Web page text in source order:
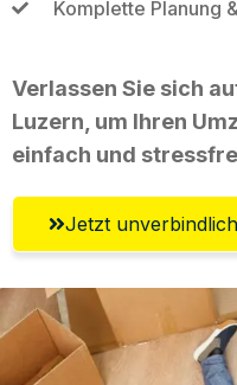
Komplette Planung
Verlassen Sie sich
Luzern, um Ihren
einfach und
Jetzt